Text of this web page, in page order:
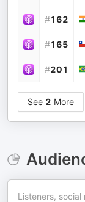
#162
#165
#201
See 2 More
Listeners,